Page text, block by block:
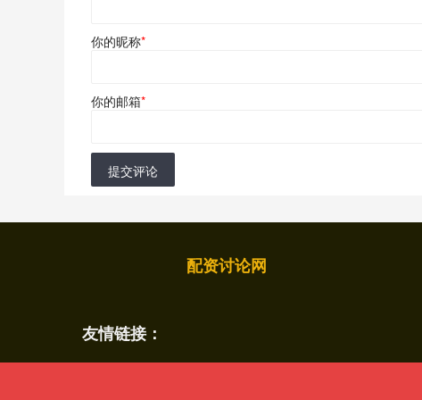
你的昵称*
你的邮箱*
提交评论
配资讨论网
友情链接：